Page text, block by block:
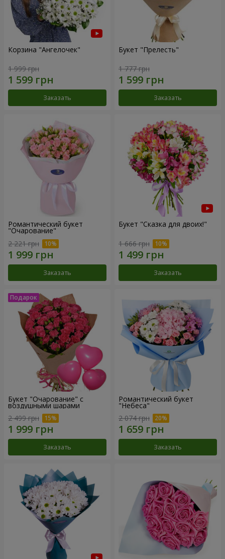
Корзина "Ангелочек"
1 999 грн
Заказать
Букет "Прелесть"
1 777 грн
Заказать
Романтический букет
"Очарование"
2 221 грн
Заказать
Букет "Сказка для двоих!"
1 666 грн
Заказать
Букет "Очарование" с
воздушными шарами
2 499 грн
Заказать
Романтический букет
"Небеса"
2 074 грн
Заказать